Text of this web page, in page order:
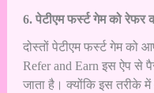
6. पेटीएम फर्स्ट गेम को
दोस्तों पेटीएम फर्स्ट गेम
Refer and Earn इस ऐप से
जाता है। क्योंकि इस तरीके